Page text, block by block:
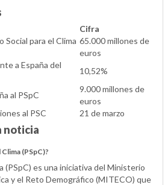
Cifra
Social para el Clima 65.000 millones de
euros
a España del
10,52%
al PSpC
9.000 millones de
euros
al PSC
21 de marzo
noticia
(PSpC)?
(PSpC) es una iniciativa del Ministerio
y el Reto Demográfico (MITECO) que